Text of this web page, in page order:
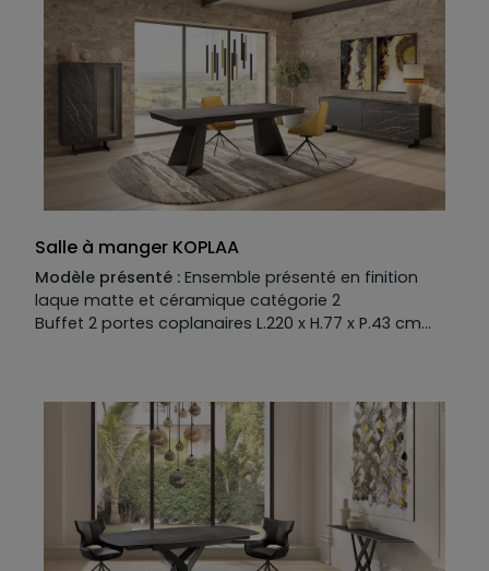
Salle à manger KOPLAA
Modèle présenté : Ensemble présenté en finition
laque matte et céramique catégorie 2
Buffet 2 portes coplanaires L.220 x H.77 x P.43 cm
Piétement :Fer coloré
Structure :MDF laqué mat
Plateau :MDF laqué mat et céramique catégorie 2
Façades :MDF laqué mat et céramique catégorie 2
Tiroir range couvert en option
Table de repas :